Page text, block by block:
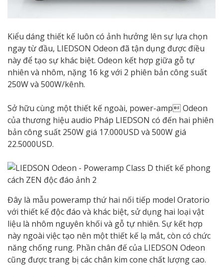
Kiểu dáng thiết kế luôn có ảnh hưởng lên sự lựa chọn
ngay từ đầu, LIEDSON Odeon đã tận dụng được điều
này để tạo sự khác biệt. Odeon kết hợp giữa gỗ tự
nhiên và nhôm, nặng 16 kg với 2 phiên bản công suất
250W và 500W/kênh.
Sở hữu cùng một thiết kế ngoài, power-amp Odeon
của thương hiệu audio Pháp LIEDSON có đến hai phiên
bản công suất 250W giá 17.000USD và 500W giá
22.5000USD.
Đây là mẫu poweramp thứ hai nối tiếp model Oratorio
với thiết kế độc đáo và khác biệt, sử dụng hai loại vật
liệu là nhôm nguyên khối và gỗ tự nhiên. Sự kết hợp
này ngoài việc tạo nên một thiết kế lạ mắt, còn có chức
năng chống rung. Phần chân đế của LIEDSON Odeon
cũng được trang bị các chân kim cone chất lượng cao.